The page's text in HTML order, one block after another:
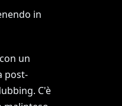
in
un
post-
C'è